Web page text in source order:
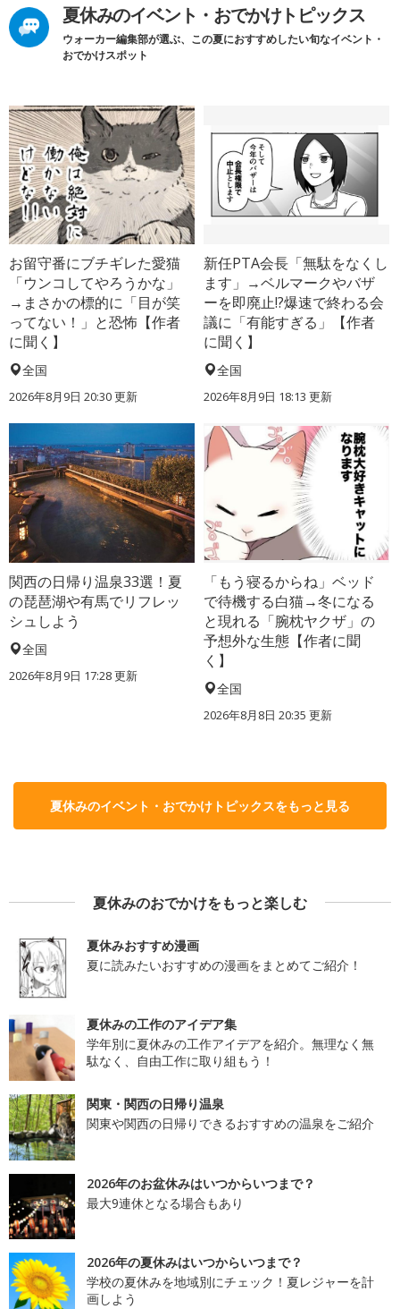
夏休みのイベント・おでかけトピックス
ウォーカー編集部が選ぶ、この夏におすすめしたい旬なイベント・
おでかけスポット
お留守番にブチギレた愛猫
「ウンコしてやろうかな」
→まさかの標的に「目が笑
ってない！」と恐怖【作者
に聞く】
全国
2026年8月9日 20:30更新
新任PTA会長「無駄をなくし
ます」→ベルマークやバザ
ーを即廃止!?爆速で終わる会
議に「有能すぎる」【作者
に聞く】
全国
2026年8月9日 18:13 更新
関西の日帰り温泉33選！夏
の琵琶湖や有馬でリフレッ
シュしよう
全国
2026年8月9日 17:28更新
「もう寝るからね」ベッド
で待機する白猫→冬になる
と現れる「腕枕ヤクザ」の
予想外な生態【作者に聞
く】
全国
2026年8月8日 20:35 更新
夏休みのイベント・おでかけトピックスをもっと見る
夏休みのおでかけをもっと楽しむ
夏休みおすすめ漫画
夏に読みたいおすすめの漫画をまとめてご紹介！
夏休みの工作のアイデア集
学年別に夏休みの工作アイデアを紹介。無理なく無
駄なく、自由工作に取り組もう！
関東・関西の日帰り温泉
関東や関西の日帰りできるおすすめの温泉をご紹介
2026年のお盆休みはいつからいつまで？
最大9連休となる場合もあり
2026年の夏休みはいつからいつまで？
学校の夏休みを地域別にチェック！夏レジャーを計
画しよう